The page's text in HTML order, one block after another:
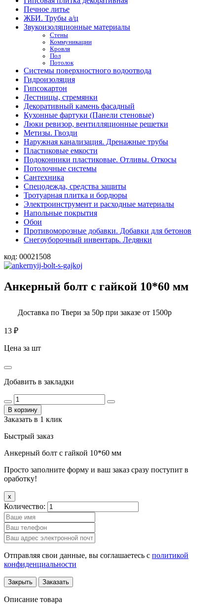
Печное литье
ЖБИ. Трубы а/ц
Звукоизоляционные материалы
Стены
Коммуникации
Кровля
Пол
Потолок
Системы поверхностного водоотвода
Гидроизоляция
Гипсокартон
Лестницы, стремянки
Декоративный камень фасадный
Кухонные фартуки (Панели стеновые)
Люки ревизор, вентилляционные решетки
Метизы. Гвозди
Наружная канализация. Дренажные трубы
Пластиковые емкости
Подоконники пластиковые. Отливы. Откосы
Потолочные системы
Сантехника
Спецодежда, средства защиты
Тротуарная плитка и бордюры
Электроинструмент и расходные материалы
Напольные покрытия
Обои
Противоморозные добавки. Добавки для бетонов
Снегоуборочный инвентарь. Ледянки
код: 00021508
Анкерный болт с гайкой 10*60 мм
Доставка по Твери за 50р при заказе от 1500р
13 ₽
Цена за шт
Добавить в закладки
В корзину
Заказать в 1 клик
Быстрый заказ
Анкерный болт с гайкой 10*60 мм
Просто заполните форму и ваш заказ сразу поступит в
оработку!
x
Количество:
Отправляя свои данные, вы соглашаетесь с политикой
конфиденциальности
Закрыть Заказать
Описание товара